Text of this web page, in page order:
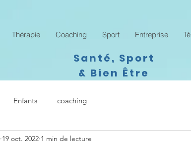
Thérapie Coaching Sport Entreprise
Santé, Sport
& Bien Être
Enfants coaching
19 oct. 2022 1 min de lecture